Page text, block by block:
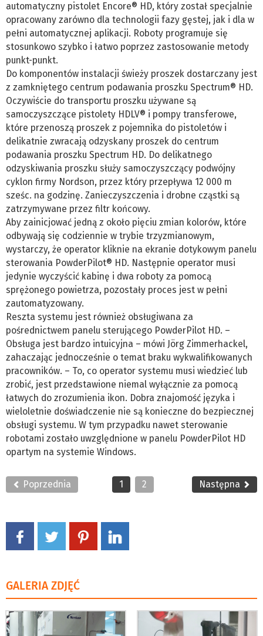
automatyczny pistolet Encore® HD, który został specjalnie
opracowany zarówno dla technologii fazy gęstej, jak i dla w
pełni automatycznej aplikacji. Roboty programuje się
stosunkowo szybko i łatwo poprzez zastosowanie metody
punkt-punkt.
Do komponentów instalacji świeży proszek dostarczany jest
z zamkniętego centrum podawania proszku Spectrum® HD.
Oczywiście do transportu proszku używane są
samoczyszczące pistolety HDLV® i pompy transferowe,
które przenoszą proszek z pojemnika do pistoletów i
delikatnie zwracają odzyskany proszek do centrum
podawania proszku Spectrum HD. Do delikatnego
odzyskiwania proszku służy samoczyszczący podwójny
cyklon firmy Nordson, przez który przepływa 12 000 m
sześc. na godzinę. Zanieczyszczenia i drobne cząstki są
zatrzymywane przez filtr końcowy.
Aby zainicjować jedną z około pięciu zmian kolorów, które
odbywają się codziennie w trybie trzyzmianowym,
wystarczy, że operator kliknie na ekranie dotykowym panelu
sterowania PowderPilot® HD. Następnie operator musi
jedynie wyczyścić kabinę i dwa roboty za pomocą
sprężonego powietrza, pozostały proces jest w pełni
zautomatyzowany.
Reszta systemu jest również obsługiwana za
pośrednictwem panelu sterującego PowderPilot HD. –
Obsługa jest bardzo intuicyjna – mówi Jörg Zimmerhackel,
zahaczając jednocześnie o temat braku wykwalifikowanych
pracowników. – To, co operator systemu musi wiedzieć lub
zrobić, jest przedstawione niemal wyłącznie za pomocą
łatwych do zrozumienia ikon. Dobra znajomość języka i
wieloletnie doświadczenie nie są konieczne do bezpiecznej
obsługi systemu. W tym przypadku nawet sterowanie
robotami zostało uwzględnione w panelu PowderPilot HD
opartym na systemie Windows.
Poprzednia 1 2 Następna
GALERIA ZDJĘĆ